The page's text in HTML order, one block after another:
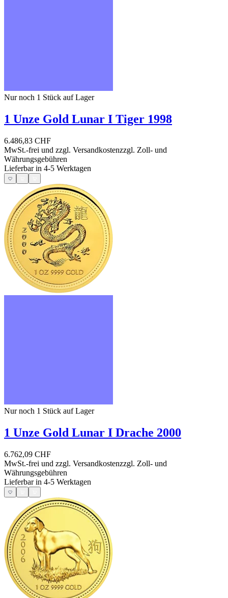
Nur noch 1 Stück auf Lager
1 Unze Gold Lunar I Tiger 1998
6.486,83 CHF
MwSt.-frei und zzgl. Versandkostenzzgl. Zoll- und
Währungsgebühren
Lieferbar in 4-5 Werktagen
Nur noch 1 Stück auf Lager
1 Unze Gold Lunar I Drache 2000
6.762,09 CHF
MwSt.-frei und zzgl. Versandkostenzzgl. Zoll- und
Währungsgebühren
Lieferbar in 4-5 Werktagen